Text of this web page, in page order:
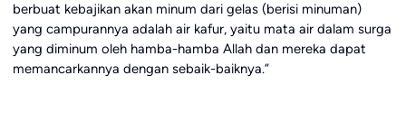
berbuat kebajikan akan minum dari gelas (berisi minuman)
yang campurannya adalah air kafur, yaitu mata air dalam surga
yang diminum oleh hamba-hamba Allah dan mereka dapat
memancarkannya dengan sebaik-baiknya.”